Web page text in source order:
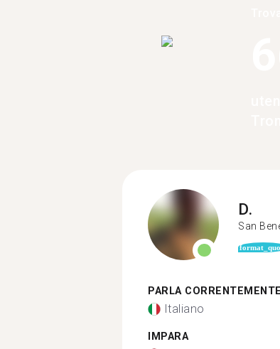
D.
San
PARLA CORRENTEMENTE
Italiano
IMPARA